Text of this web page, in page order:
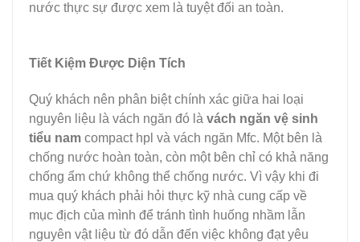
nước thực sự được xem là tuyệt đối an toàn.
Tiết Kiệm Được Diện Tích
Quý khách nên phân biệt chính xác giữa hai loại
nguyên liệu là vách ngăn đó là vách ngăn vệ sinh
tiểu nam compact hpl và vách ngăn Mfc. Một bên là
chống nước hoàn toàn, còn một bên chỉ có khả năng
chống ẩm chứ không thể chống nước. Vì vậy khi đi
mua quý khách phải hỏi thực kỹ nhà cung cấp về
mục địch của mình để tránh tình huống nhầm lẫn
nguyên vật liệu từ đó dẫn đến việc không đạt yêu